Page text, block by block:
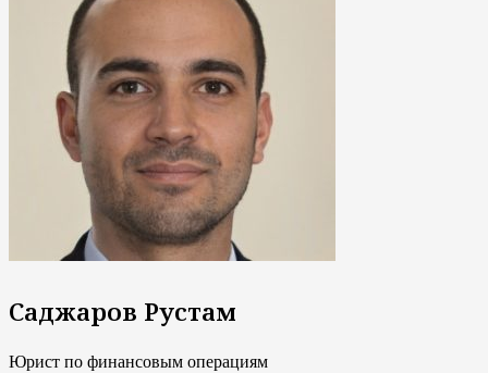
Саджаров Рустам
Юрист по финансовым операциям